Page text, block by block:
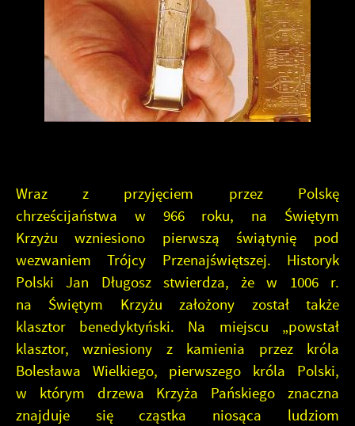
Wraz z przyjęciem przez Polskę
chrześcijaństwa w 966 roku, na Świętym
Krzyżu wzniesiono pierwszą świątynię pod
wezwaniem Trójcy Przenajświętszej. Historyk
Polski Jan Długosz stwierdza, że w 1006 r.
na Świętym Krzyżu założony został także
klasztor benedyktyński. Na miejscu „powstał
klasztor, wzniesiony z kamienia przez króla
Bolesława Wielkiego, pierwszego króla Polski,
w którym drzewa Krzyża Pańskiego znaczna
znajduje się cząstka niosąca ludziom